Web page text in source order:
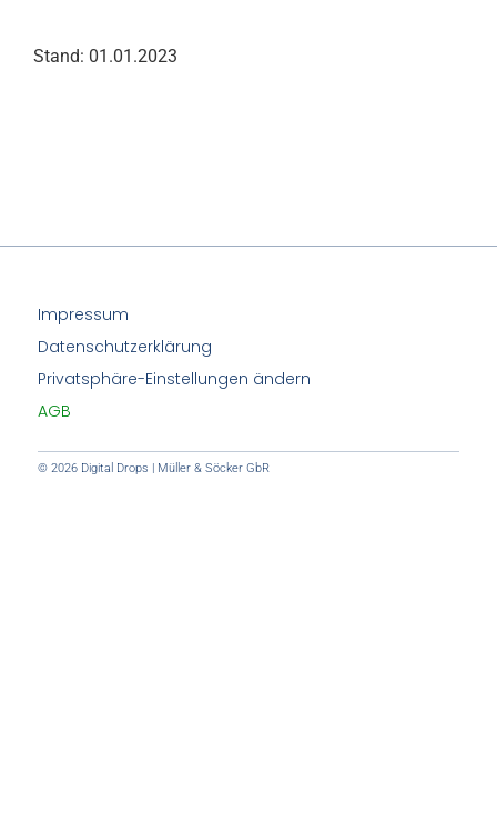
Stand: 01.01.2023
Impressum
Datenschutzerklärung
Privatsphäre-Einstellungen ändern
AGB
© 2026 Digital Drops | Müller & Söcker GbR